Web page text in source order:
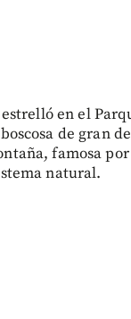
en el
de gran
famosa
natural.